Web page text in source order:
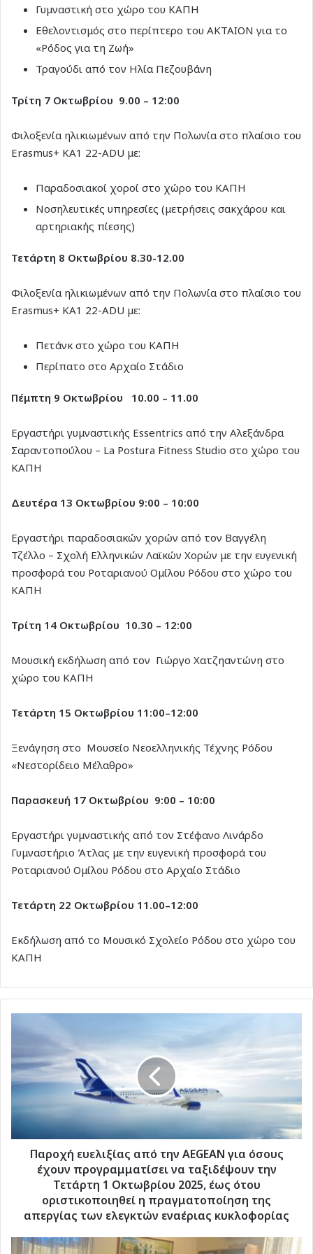
Γυμναστική στο χώρο του ΚΑΠΗ
Εθελοντισμός στο περίπτερο του ΑΚΤΑΙΟΝ για το
«Ρόδος για τη Ζωή»
Τραγούδι από τον Ηλία Πεζουβάνη
Τρίτη 7 Οκτωβρίου 9.00 – 12:00
Φιλοξενία ηλικιωμένων από την Πολωνία στο πλαίσιο του
Erasmus+ ΚΑ1 22-ADU με:
Παραδοσιακοί χοροί στο χώρο του ΚΑΠΗ
Νοσηλευτικές υπηρεσίες (μετρήσεις σακχάρου και
αρτηριακής πίεσης)
Τετάρτη 8 Οκτωβρίου 8.30-12.00
Φιλοξενία ηλικιωμένων από την Πολωνία στο πλαίσιο του
Erasmus+ ΚΑ1 22-ADU με:
Πετάνκ στο χώρο του ΚΑΠΗ
Περίπατο στο Αρχαίο Στάδιο
Πέμπτη 9 Οκτωβρίου 10.00 – 11.00
Εργαστήρι γυμναστικής Essentrics από την Αλεξάνδρα
Σαραντοπούλου – La Postura Fitness Studio στο χώρο του
ΚΑΠΗ
Δευτέρα 13 Οκτωβρίου 9:00 – 10:00
Εργαστήρι παραδοσιακών χορών από τον Βαγγέλη
Τζέλλο – Σχολή Ελληνικών Λαϊκών Χορών με την ευγενική
προσφορά του Ροταριανού Ομίλου Ρόδου στο χώρο του
ΚΑΠΗ
Τρίτη 14 Οκτωβρίου 10.30 – 12:00
Μουσική εκδήλωση από τον Γιώργο Χατζηαντώνη στο
χώρο του ΚΑΠΗ
Τετάρτη 15 Οκτωβρίου 11:00–12:00
Ξενάγηση στο Μουσείο Νεοελληνικής Τέχνης Ρόδου
«Νεστορίδειο Μέλαθρο»
Παρασκευή 17 Οκτωβρίου 9:00 – 10:00
Εργαστήρι γυμναστικής από τον Στέφανο Λινάρδο
Γυμναστήριο Άτλας με την ευγενική προσφορά του
Ροταριανού Ομίλου Ρόδου στο Αρχαίο Στάδιο
Τετάρτη 22 Οκτωβρίου 11.00–12:00
Εκδήλωση από το Μουσικό Σχολείο Ρόδου στο χώρο του
ΚΑΠΗ
ευελιξίας
την
AEGEAN
για
όσους
έχουν
προγραμματίσει
ταξιδέψουν
Τετάρτη
Οκτωβρίου
2025,
Παροχή ευελιξίας από την AEGEAN για όσους
έχουν προγραμματίσει να ταξιδέψουν την
Τετάρτη 1 Οκτωβρίου 2025, έως ότου
οριστικοποιηθεί η πραγματοποίηση της
απεργίας των ελεγκτών εναέριας κυκλοφορίας